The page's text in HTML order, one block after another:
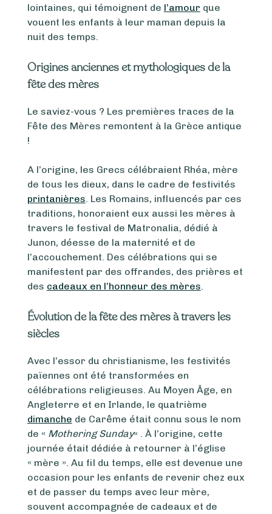
lointaines, qui témoignent de l’amour que
vouent les enfants à leur maman depuis la
nuit des temps.
Origines anciennes et mythologiques de la
fête des mères
Le saviez-vous ? Les premières traces de la
Fête des Mères remontent à la Grèce antique
!
A l’origine, les Grecs célébraient Rhéa, mère
de tous les dieux, dans le cadre de festivités
printanières. Les Romains, influencés par ces
traditions, honoraient eux aussi les mères à
travers le festival de Matronalia, dédié à
Junon, déesse de la maternité et de
l’accouchement. Des célébrations qui se
manifestent par des offrandes, des prières et
des cadeaux en l’honneur des mères.
Évolution de la fête des mères à travers les
siècles
Avec l’essor du christianisme, les festivités
païennes ont été transformées en
célébrations religieuses. Au Moyen Âge, en
Angleterre et en Irlande, le quatrième
dimanche de Carême était connu sous le nom
de « Mothering Sunday« . À l’origine, cette
journée était dédiée à retourner à l’église
« mère ». Au fil du temps, elle est devenue une
occasion pour les enfants de revenir chez eux
et de passer du temps avec leur mère,
souvent accompagnée de cadeaux et de